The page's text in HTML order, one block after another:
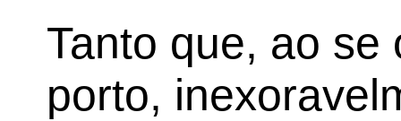
Tanto que, ao se
porto,